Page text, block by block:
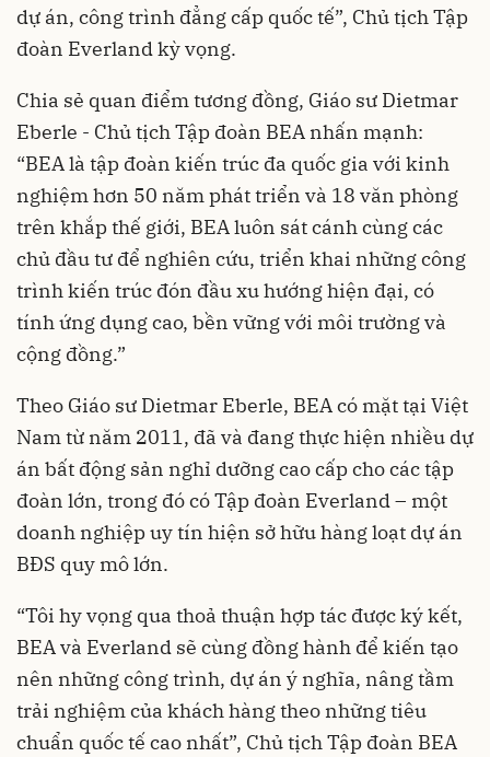
dự án, công trình đẳng cấp quốc tế”, Chủ tịch Tập
đoàn Everland kỳ vọng.
Chia sẻ quan điểm tương đồng, Giáo sư Dietmar
Eberle - Chủ tịch Tập đoàn BEA nhấn mạnh:
“BEA là tập đoàn kiến trúc đa quốc gia với kinh
nghiệm hơn 50 năm phát triển và 18 văn phòng
trên khắp thế giới, BEA luôn sát cánh cùng các
chủ đầu tư để nghiên cứu, triển khai những công
trình kiến trúc đón đầu xu hướng hiện đại, có
tính ứng dụng cao, bền vững với môi trường và
cộng đồng.”
Theo Giáo sư Dietmar Eberle, BEA có mặt tại Việt
Nam từ năm 2011, đã và đang thực hiện nhiều dự
án bất động sản nghỉ dưỡng cao cấp cho các tập
đoàn lớn, trong đó có Tập đoàn Everland – một
doanh nghiệp uy tín hiện sở hữu hàng loạt dự án
BĐS quy mô lớn.
“Tôi hy vọng qua thoả thuận hợp tác được ký kết,
BEA và Everland sẽ cùng đồng hành để kiến tạo
nên những công trình, dự án ý nghĩa, nâng tầm
trải nghiệm của khách hàng theo những tiêu
chuẩn quốc tế cao nhất”, Chủ tịch Tập đoàn BEA